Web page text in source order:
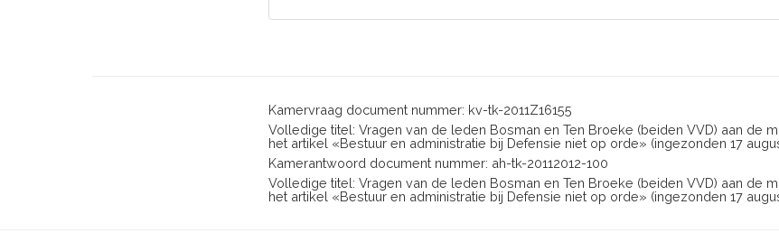
Kamervraag document nummer: kv-tk-2011Z16155
Volledige titel: Vragen van de leden Bosman en Ten Broeke (beiden VVD) aan de
het artikel «Bestuur en administratie bij Defensie niet op orde» (ingezonden 17
Kamerantwoord document nummer: ah-tk-20112012-100
Volledige titel: Vragen van de leden Bosman en Ten Broeke (beiden VVD) aan de
het artikel «Bestuur en administratie bij Defensie niet op orde» (ingezonden 17